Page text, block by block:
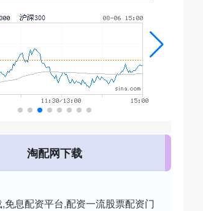
淘配网下载
免息配资平台,配资一流股票配资门